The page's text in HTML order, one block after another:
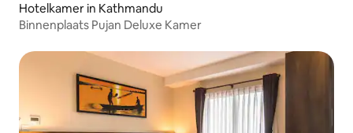
Hotelkamer in Kathmandu
Binnenplaats Pujan Deluxe Kamer